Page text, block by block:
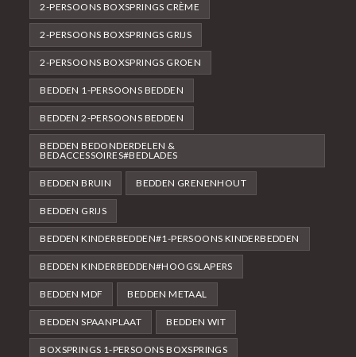
2-PERSOONS BOXSPRINGS CRÈME
2-PERSOONS BOXSPRINGS GRIJS
2-PERSOONS BOXSPRINGS GROEN
BEDDEN 1-PERSOONS BEDDEN
BEDDEN 2-PERSOONS BEDDEN
BEDDEN BEDONDERDELEN &
BEDACCESSOIRES#BEDLADES
BEDDEN BRUIN BEDDEN GRENENHOUT
BEDDEN GRIJS
BEDDEN KINDERBEDDEN#1-PERSOONS KINDERBEDDEN
BEDDEN KINDERBEDDEN#HOOGSLAPERS
BEDDEN MDF BEDDEN METAAL
BEDDEN SPAANPLAAT BEDDEN WIT
BOXSPRINGS 1-PERSOONS BOXSPRINGS